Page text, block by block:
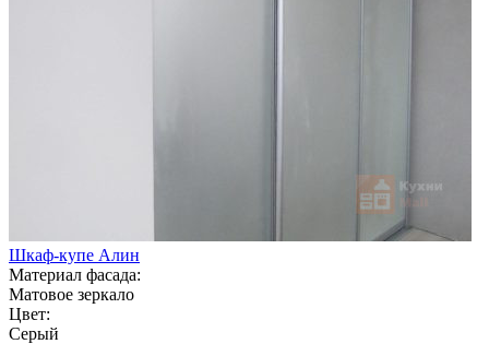
Шкаф-купе Алин
Материал фасада:
Матовое зеркало
Цвет:
Серый